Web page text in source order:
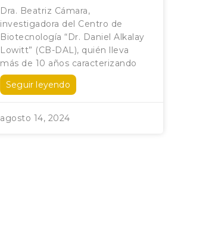
Dra. Beatriz Cámara,
investigadora del Centro de
Biotecnología “Dr. Daniel Alkalay
Lowitt” (CB-DAL), quién lleva
más de 10 años caracterizando
Seguir leyendo
agosto 14, 2024